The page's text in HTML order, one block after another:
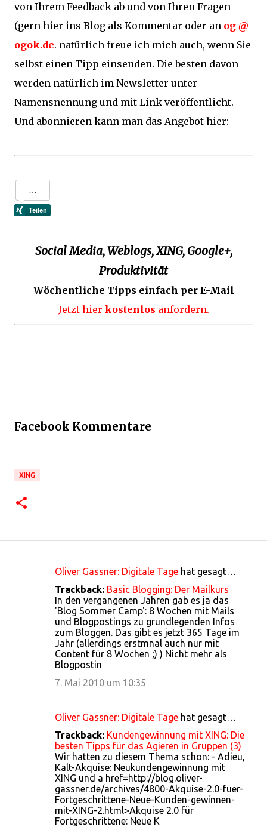
von Ihrem Feedback ab und von Ihren Fragen
(gern hier ins Blog als Kommentar oder an og @
ogok.de. natürlich freue ich mich auch, wenn Sie
selbst einen Tipp einsenden. Die besten davon
werden natürlich im Newsletter unter
Namensnennung und mit Link veröffentlicht.
Und abonnieren kann man das Angebot hier:
Social Media, Weblogs, XING, Google+,
Produktivität
Wöchentliche Tipps einfach per E-Mail
Jetzt hier kostenlos anfordern.
Facebook Kommentare
XING
Oliver Gassner: Digitale Tage hat gesagt…
Trackback: Basic Blogging: Der Mailkurs
In den vergangenen Jahren gab es ja das
'Blog Sommer Camp': 8 Wochen mit Mails
und Blogpostings zu grundlegenden Infos
zum Bloggen. Das gibt es jetzt 365 Tage im
Jahr (allerdings erstmnal auch nur mit
Content für 8 Wochen ;) ) Nicht mehr als
Blogpostin
7. Mai 2010 um 10:35
Oliver Gassner: Digitale Tage hat gesagt…
Trackback: Kundengewinnung mit XING: Die
besten Tipps für das Agieren in Gruppen (3)
Wir hatten zu diesem Thema schon: - Adieu,
Kalt-Akquise: Neukundengewinnung mit
XING und a href=http://blog.oliver-
gassner.de/archives/4800-Akquise-2.0-fuer-
Fortgeschrittene-Neue-Kunden-gewinnen-
mit-XING-2.html>Akquise 2.0 für
Fortgeschrittene: Neue K